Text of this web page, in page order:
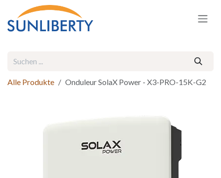
Zum Inhalt springen
Alle Produkte Onduleur SolaX Power - X3-PRO-15K-G2